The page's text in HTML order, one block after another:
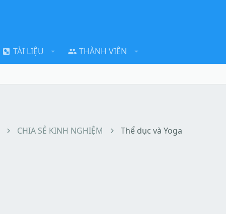
TÀI LIỆU THÀNH VIÊN
CHIA SẺ KINH NGHIỆM Thể dục và Yoga